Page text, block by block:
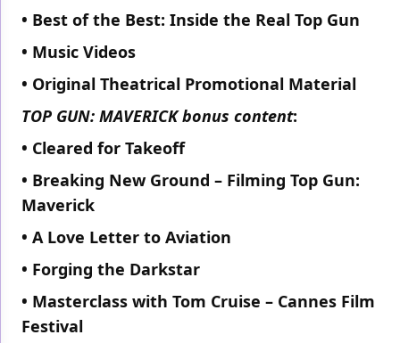
• Best of the Best: Inside the Real Top Gun
• Music Videos
• Original Theatrical Promotional Material
TOP GUN: MAVERICK bonus content:
• Cleared for Takeoff
• Breaking New Ground – Filming Top Gun:
Maverick
• A Love Letter to Aviation
• Forging the Darkstar
• Masterclass with Tom Cruise – Cannes Film
Festival